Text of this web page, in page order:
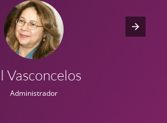
Vasconcelos
Administrador